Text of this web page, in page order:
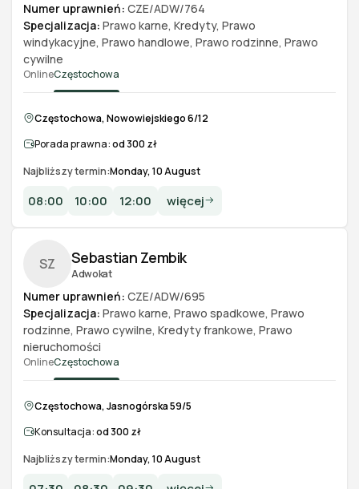
Numer uprawnień: CZE/ADW/764
Specjalizacja: Prawo karne, Kredyty, Prawo
windykacyjne, Prawo handlowe, Prawo rodzinne, Prawo
cywilne
OnlineCzęstochowa
Częstochowa, Nowowiejskiego 6/12
Porada prawna:od 300 zł
Najbliższy termin:Monday, 10 August
08:00 10:00 12:00 więcej
SZ
Adwokat
Sebastian Zembik
Numer uprawnień: CZE/ADW/695
Specjalizacja: Prawo karne, Prawo spadkowe, Prawo
rodzinne, Prawo cywilne, Kredyty frankowe, Prawo
nieruchomości
OnlineCzęstochowa
Częstochowa, Jasnogórska 59/5
Konsultacja:od 300 zł
Najbliższy termin:Monday, 10 August